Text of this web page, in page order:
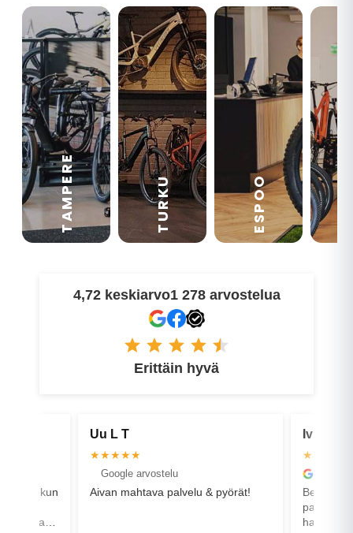
TAMPERE TURKU ESPOO
4,72 keskiarvo1 278 arvostelua
Erittäin hyvä
mahtava palvelu & pyörät!
Best service ever!
palvelu isolla ammattitaidolla.
haittaa opettaa asiakasta